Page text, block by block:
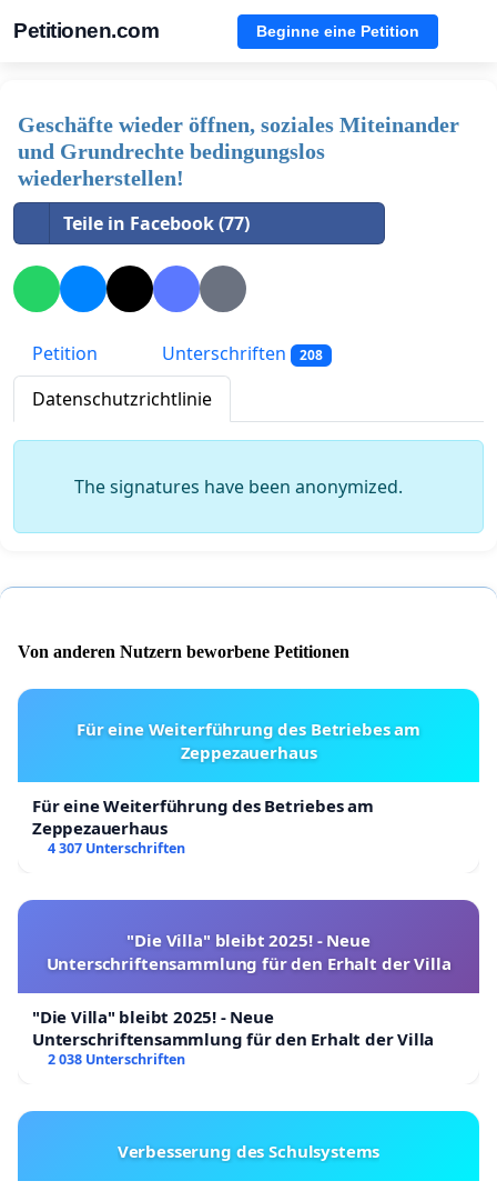
Petitionen.com Beginne eine Petition
Geschäfte wieder öffnen, soziales Miteinander
und Grundrechte bedingungslos
wiederherstellen!
Teile in Facebook (77)
Petition Unterschriften 208
Datenschutzrichtlinie
The signatures have been anonymized.
Von anderen Nutzern beworbene Petitionen
Für eine Weiterführung des Betriebes am
Zeppezauerhaus
Für eine Weiterführung des Betriebes am
Zeppezauerhaus
4 307 Unterschriften
"Die Villa" bleibt 2025! - Neue
Unterschriftensammlung für den Erhalt der Villa
"Die Villa" bleibt 2025! - Neue
Unterschriftensammlung für den Erhalt der Villa
2 038 Unterschriften
Verbesserung des Schulsystems